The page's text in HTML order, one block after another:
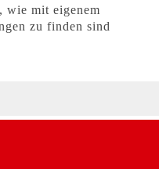
wie mit eigenem
zu finden sind